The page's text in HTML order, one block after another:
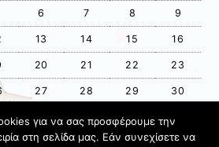
6 7 8 9
13 14 15 16
20 21 22 23
27 28 29 30
για να σας προσφέρουμε την
στη σελίδα μας. Εάν συνεχίσετε να